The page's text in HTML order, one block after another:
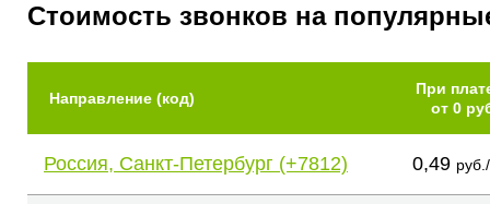
Стоимость звонков на
Направление (код)
При
от 0
Россия, Санкт-Петербург (+7812) 0,49